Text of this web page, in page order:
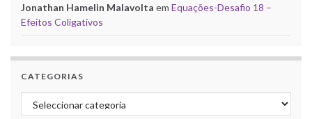
Jonathan Hamelin Malavolta em Equações-Desafio 18 –
Efeitos Coligativos
CATEGORIAS
Categorias